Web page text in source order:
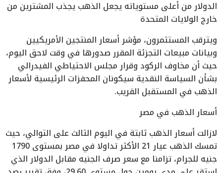
الدولار من أعلى مستوياته يجعل الذهب يجذب المشترين من
خارج الولايات المتحدة
ويترقب المستثمرون، مؤشر أسعار المنتجين الأمريكيين
وبيانات مبيعات التجزئة المقرر صدورها في وقت لاحق اليوم،
حيث أن مخاوف الركود وقرار مجلس الاحتياطي الفيدرالي
بشأن السياسة النقدية سيكونان المحفزات الرئيسية لأسعار
الذهب في المستقبل القريب.
أسعار الذهب في مصر
لازالت أسعار الذهب ثابتة في اليوم الثالث على التوالي، حيث
تمسك الذهب عيار 21 الأكثر تداولا في مصر بمستوى 1790
جنيه للجرام، تزامنا مع سعر صرف الجنيه مقابل الدولار الذي